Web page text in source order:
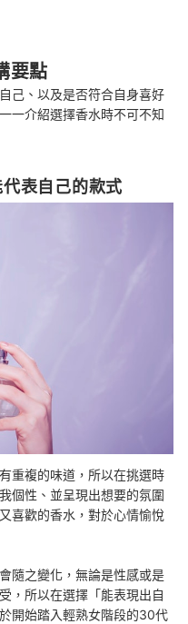
要點
己、以及是否符合自身喜好
一介紹選擇香水時不可不知
代表自己的款式
重複的味道，所以在挑選時
個性、並呈現出想要的氛圍
喜歡的香水，對於心情愉悅
隨之變化，無論是性感或是
，所以在選擇「能表現出自
開始踏入輕熟女階段的30代